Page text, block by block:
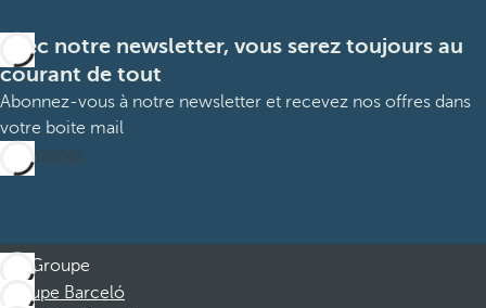
Avec notre newsletter, vous serez toujours au
courant de tout
Abonnez-vous à notre newsletter et recevez nos offres dans
votre boite mail
M’abonner
Groupe
Groupe Barceló